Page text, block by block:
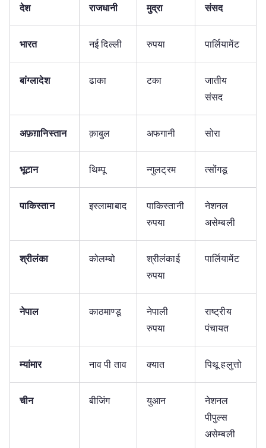
देश राजधानी मुद्रा संसद
भारत नई दिल्ली रुपया पार्लियामेंट
बांग्लादेश ढाका टका
जातीय
संसद
अफ़ग़ानिस्तान क़ाबुल अफगानी सोरा
भूटान थिम्पू न्गुलट्रम त्सोंगडू
पाकिस्तान इस्लामाबाद
पाकिस्तानी
रुपया
नेशनल
असेम्बली
श्रीलंका कोलम्बो
श्रीलंकाई
रुपया
पार्लियामेंट
नेपाल काठमाण्डू
नेपाली
रुपया
राष्ट्रीय
पंचायत
म्यांमार नाव पी ताव क्यात पिथू हलुत्तो
चीन बीजिंग युआन
नेशनल
पीपुल्स
असेम्बली